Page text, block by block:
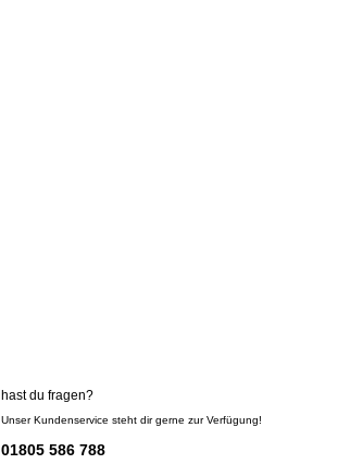
hast du fragen?
Unser Kundenservice steht dir gerne zur Verfügung!
01805 586 788